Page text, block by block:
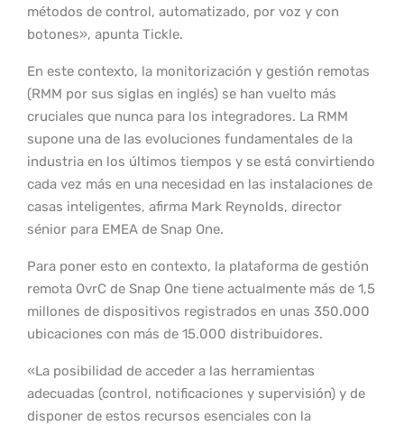
métodos de control, automatizado, por voz y con
botones», apunta Tickle.
En este contexto, la monitorización y gestión remotas
(RMM por sus siglas en inglés) se han vuelto más
cruciales que nunca para los integradores. La RMM
supone una de las evoluciones fundamentales de la
industria en los últimos tiempos y se está convirtiendo
cada vez más en una necesidad en las instalaciones de
casas inteligentes, afirma Mark Reynolds, director
sénior para EMEA de Snap One.
Para poner esto en contexto, la plataforma de gestión
remota OvrC de Snap One tiene actualmente más de 1,5
millones de dispositivos registrados en unas 350.000
ubicaciones con más de 15.000 distribuidores.
«La posibilidad de acceder a las herramientas
adecuadas (control, notificaciones y supervisión) y de
disponer de estos recursos esenciales con la